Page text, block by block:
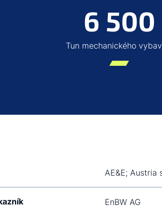
6 500
Tun mechanického
AE&E; Austria
EnBW AG